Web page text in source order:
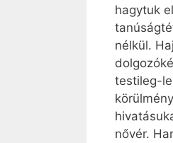
hagytuk
nélkül.
testileg-
nővér.